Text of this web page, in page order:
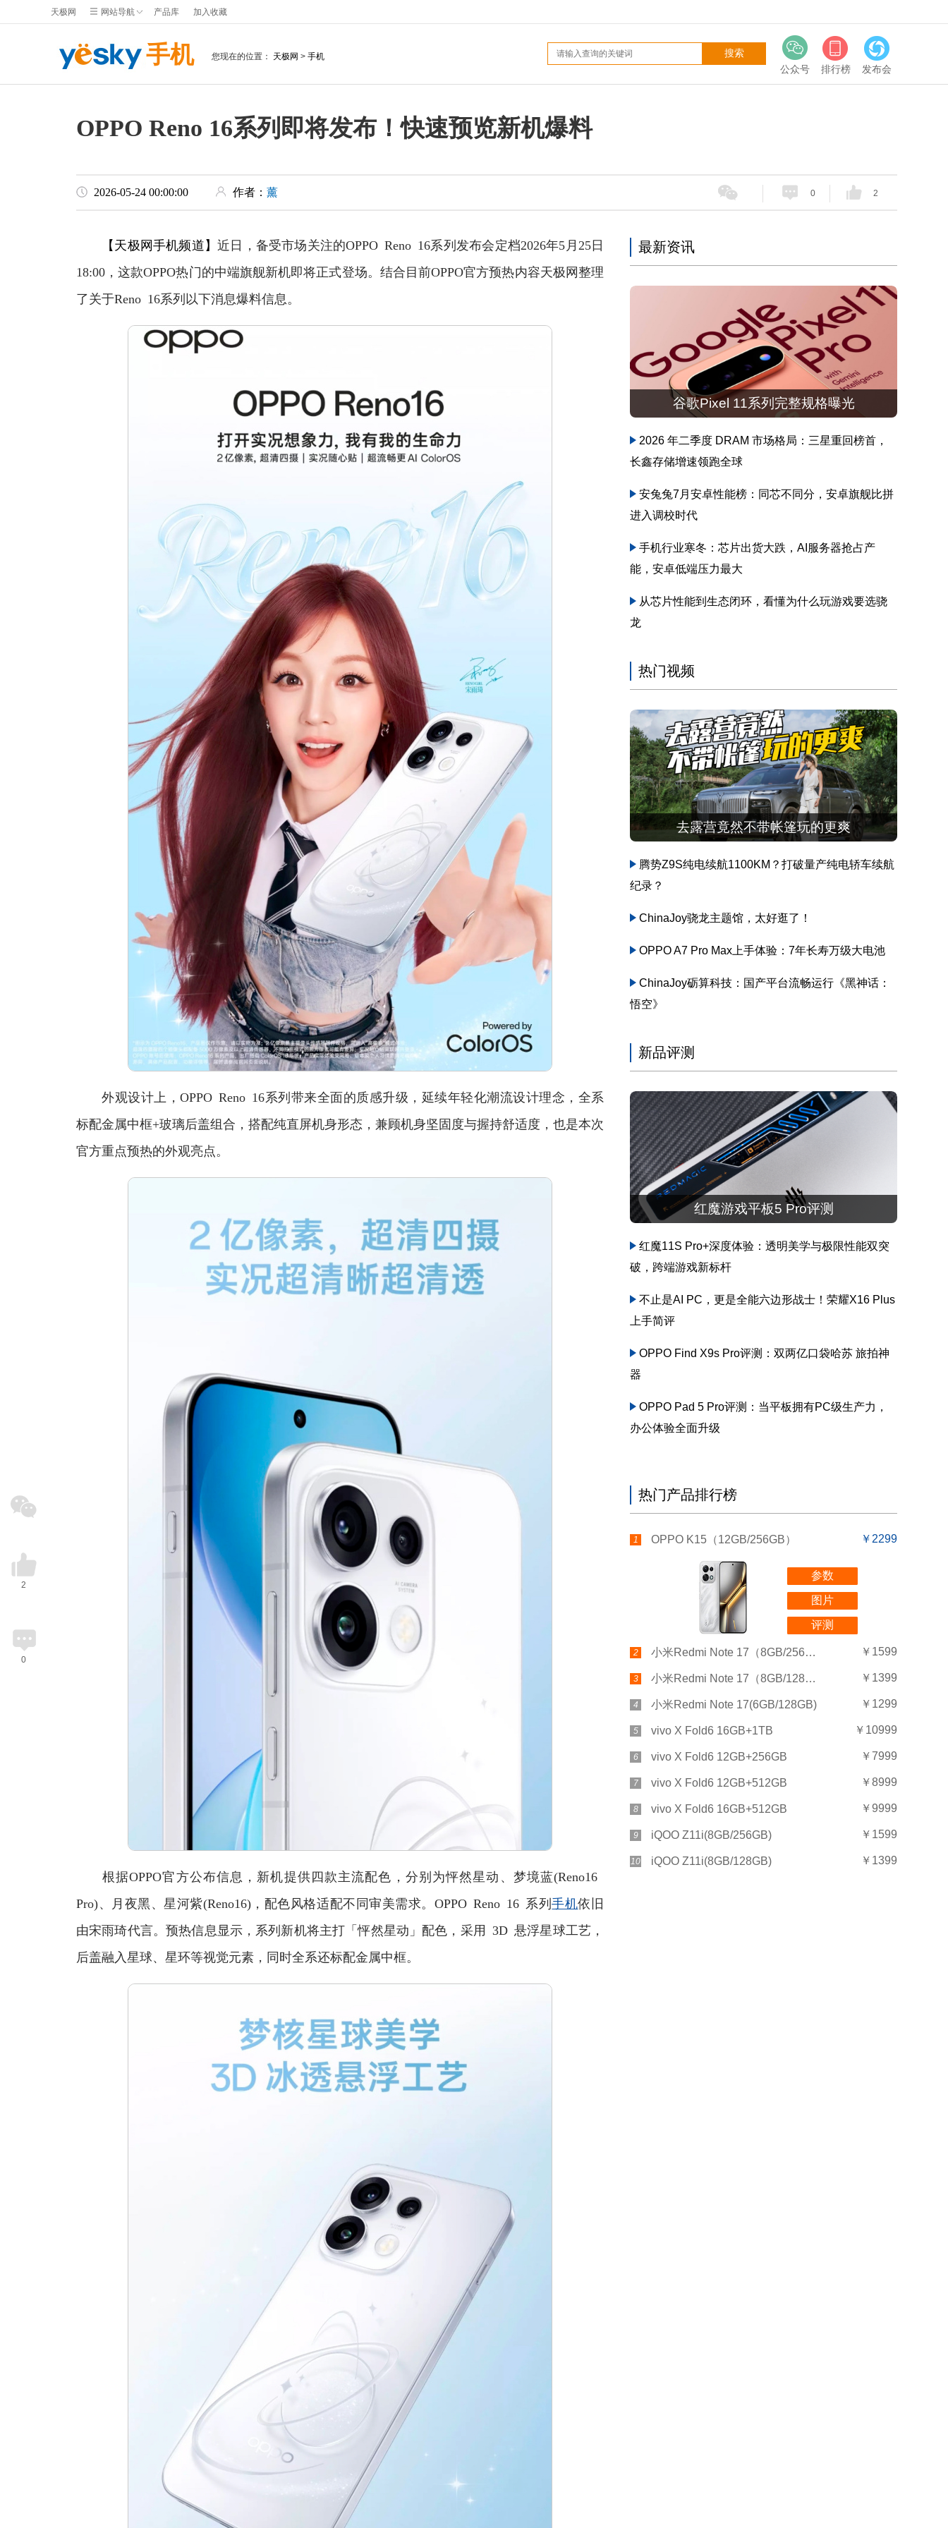
天极网 网站导航 产品库 加入收藏
手机 您现在的位置： 天极网 > 手机
公众号 排行榜 发布会
OPPO Reno 16系列即将发布！快速预览新机爆料
2026-05-24 00:00:00 作者： 薰 0 2
【天极网手机频道】近日，备受市场关注的OPPO Reno 16系列发布会定档2026年5月25日
18:00，这款OPPO热门的中端旗舰新机即将正式登场。结合目前OPPO官方预热内容天极网整理
了关于Reno 16系列以下消息爆料信息。
外观设计上，OPPO Reno 16系列带来全面的质感升级，延续年轻化潮流设计理念，全系
标配金属中框+玻璃后盖组合，搭配纯直屏机身形态，兼顾机身坚固度与握持舒适度，也是本次
官方重点预热的外观亮点。
根据OPPO官方公布信息，新机提供四款主流配色，分别为怦然星动、梦境蓝(Reno16
Pro)、月夜黑、星河紫(Reno16)，配色风格适配不同审美需求。OPPO Reno 16 系列手机依旧
由宋雨琦代言。预热信息显示，系列新机将主打「怦然星动」配色，采用 3D 悬浮星球工艺，
后盖融入星球、星环等视觉元素，同时全系还标配金属中框。
最新资讯
谷歌Pixel 11系列完整规格曝光
2026 年二季度 DRAM 市场格局：三星重回榜首，
长鑫存储增速领跑全球
安兔兔7月安卓性能榜：同芯不同分，安卓旗舰比拼
进入调校时代
手机行业寒冬：芯片出货大跌，AI服务器抢占产
能，安卓低端压力最大
从芯片性能到生态闭环，看懂为什么玩游戏要选骁
龙
热门视频
去露营竟然不带帐篷玩的更爽
腾势Z9S纯电续航1100KM？打破量产纯电轿车续航
纪录？
ChinaJoy骁龙主题馆，太好逛了！
OPPO A7 Pro Max上手体验：7年长寿万级大电池
ChinaJoy砺算科技：国产平台流畅运行《黑神话：
悟空》
新品评测
红魔游戏平板5 Pro评测
红魔11S Pro+深度体验：透明美学与极限性能双突
破，跨端游戏新标杆
不止是AI PC，更是全能六边形战士！荣耀X16 Plus
上手简评
OPPO Find X9s Pro评测：双两亿口袋哈苏 旅拍神
器
OPPO Pad 5 Pro评测：当平板拥有PC级生产力，
办公体验全面升级
热门产品排行榜
1 OPPO K15（12GB/256GB） ￥2299
参数
图片
评测
2 小米Redmi Note 17（8GB/256GB） ￥1599
3 小米Redmi Note 17（8GB/128GB） ￥1399
4 小米Redmi Note 17(6GB/128GB) ￥1299
5 vivo X Fold6 16GB+1TB ￥10999
6 vivo X Fold6 12GB+256GB ￥7999
7 vivo X Fold6 12GB+512GB ￥8999
8 vivo X Fold6 16GB+512GB ￥9999
9 iQOO Z11i(8GB/256GB) ￥1599
10 iQOO Z11i(8GB/128GB) ￥1399
2
0